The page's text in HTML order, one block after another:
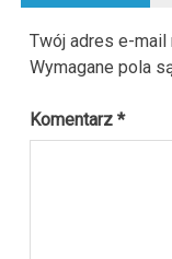
Twój adres e-mail
Wymagane pola
Komentarz*